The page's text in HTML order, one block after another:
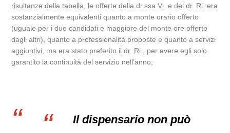
risultanze della tabella, le offerte della dr.ssa Vi. e del dr. Ri. era
sostanzialmente equivalenti quanto a monte orario offerto
(uguale per i due candidati e maggiore del monte ore offerto
dagli altri), quanto a professionalità proposte e quanto a servizi
aggiuntivi, ma era stato preferito il dr. Ri., per avere egli solo
garantito la continuità del servizio nell’anno;
Il dispensario non può